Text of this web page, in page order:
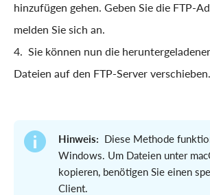
hinzufügen gehen. Geben Sie die FTP-
melden Sie sich an.
4. Sie können nun die
Dateien auf den FTP-Server verschieben.
Hinweis: Diese Methode
Windows. Um Dateien unter
kopieren, benötigen Sie einen
Client.